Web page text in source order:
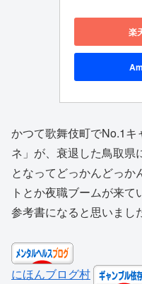
楽
かつて歌舞伎町でNo.1
ネ」が、衰退した鳥取県
となってどっかんどっか
トとか夜職ブームが来
参考書になると思いまし
にほんブログ村